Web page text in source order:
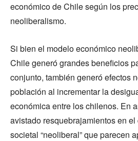
económico de Chile según los
neoliberalismo.
Si bien el modelo económico
Chile generó grandes beneficios
conjunto, también generó efectos
población al incrementar la
económica entre los chilenos. En
avistado resquebrajamientos en
societal “neoliberal” que parecen